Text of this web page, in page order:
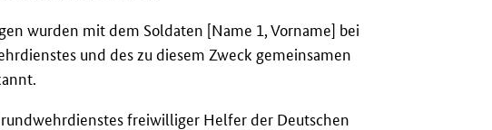
wurden mit dem Soldaten [Name 1, Vorname] bei
und des zu diesem Zweck gemeinsamen
freiwilliger Helfer der Deutschen